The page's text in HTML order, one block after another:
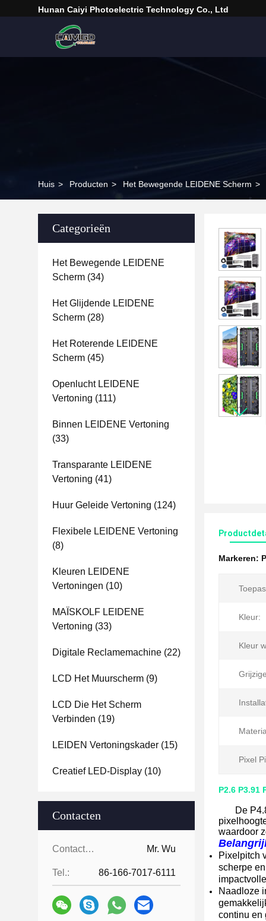
Hunan Caiyi Photoelectric Technology Co., Ltd
Huis > Producten > Het Bewegende LEIDENE Scherm >
Categorieën
Het Bewegende LEIDENE
Scherm (34)
Het Glijdende LEIDENE
Scherm (28)
Het Roterende LEIDENE
Scherm (45)
Openlucht LEIDENE
Vertoning (111)
Binnen LEIDENE Vertoning
(33)
Transparante LEIDENE
Vertoning (41)
Huur Geleide Vertoning (124)
Flexibele LEIDENE Vertoning
(8)
Kleuren LEIDENE
Vertoningen (10)
MAÏSKOLF LEIDENE
Vertoning (33)
Digitale Reclamemachine (22)
LCD Het Muurscherm (9)
LCD Die Het Scherm
Verbinden (19)
LEIDEN Vertoningskader (15)
Creatief LED-Display (10)
Contacten
Contacten: Mr. Wu
Tel.: 86-166-7017-6111
Markeren:
Kleur:
Kleur
Pixel
P2.6 P3.91
De
waardoor
Pixelpitch
scherpe
Naadloze
continu en